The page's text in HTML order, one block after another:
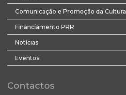
Comunicação e Promoção da
Financiamento PRR
Notícias
Eventos
Contactos